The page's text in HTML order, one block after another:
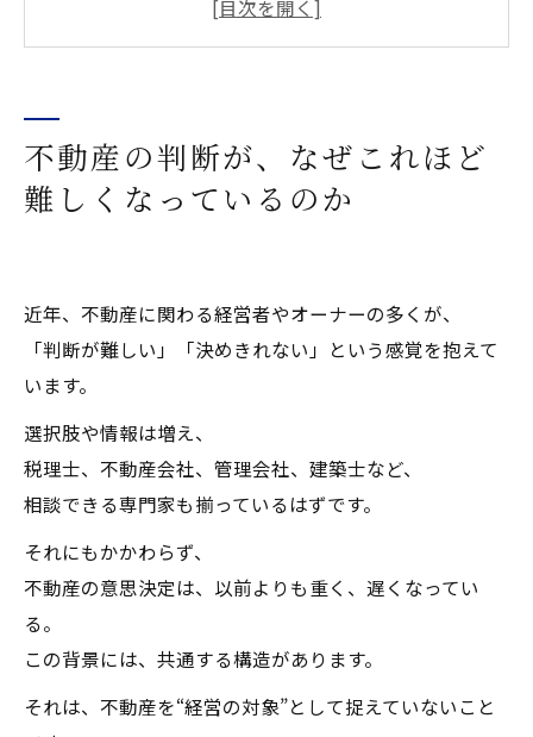
不動産は、持っているだけで経営に影響を与え
不動産を「経営」として見る、という考え方
「正解探し」が、かえって判断を止めてしまう
次回予告
▼ 不動産・IRESに関する個別相談のご案内
不動産の判断が、なぜこれほど
難しくなっているのか
近年、不動産に関わる経営者やオーナーの多くが、
「判断が難しい」「決めきれない」という感覚を抱えて
います。
選択肢や情報は増え、
税理士、不動産会社、管理会社、建築士など、
相談できる専門家も揃っているはずです。
それにもかかわらず、
不動産の意思決定は、以前よりも重く、遅くなってい
る。
この背景には、共通する構造があります。
それは、不動産を“経営の対象”として捉えていないこと